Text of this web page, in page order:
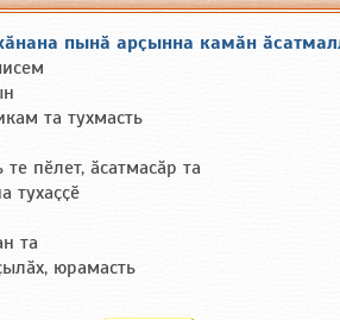
пынӑ арҫынна камӑн
та тухмасть
пӗлет, ӑсатмасӑр та
тухаҫҫӗ
та
юрамасть